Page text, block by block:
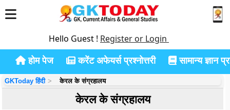
Hello Guest ! Register or Login
होम पेज करेंट अफेयर्स प्रश्नोत्तरी सामान्य ज्ञान
GKToday हिंदी केरल के संग्रहालय
केरल के संग्रहालय